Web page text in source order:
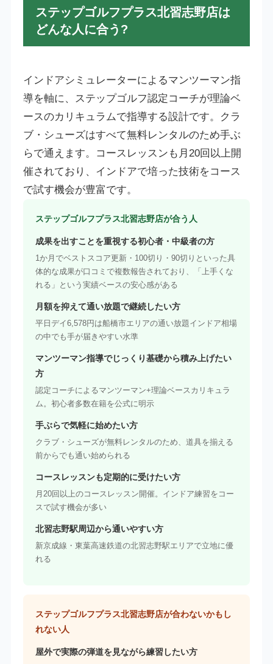
ステップゴルフプラス北習志野店は
どんな人に合う?
インドアシミュレーターによるマンツーマン指
導を軸に、ステップゴルフ認定コーチが理論ベ
ースのカリキュラムで指導する設計です。クラ
ブ・シューズはすべて無料レンタルのため手ぶ
らで通えます。コースレッスンも月20回以上開
催されており、インドアで培った技術をコース
で試す機会が豊富です。
ステップゴルフプラス北習志野店が合う人
成果を出すことを重視する初心者・中級者の方
1か月でベストスコア更新・100切り・90切りといった具
体的な成果が口コミで複数報告されており、「上手くな
れる」という実績ベースの安心感がある
月額を抑えて通い放題で継続したい方
平日デイ6,578円は船橋市エリアの通い放題インドア相場
の中でも手が届きやすい水準
マンツーマン指導でじっくり基礎から積み上げたい
方
認定コーチによるマンツーマン+理論ベースカリキュラ
ム。初心者多数在籍を公式に明示
手ぶらで気軽に始めたい方
クラブ・シューズが無料レンタルのため、道具を揃える
前からでも通い始められる
コースレッスンも定期的に受けたい方
月20回以上のコースレッスン開催。インドア練習をコー
スで試す機会が多い
北習志野駅周辺から通いやすい方
新京成線・東葉高速鉄道の北習志野駅エリアで立地に優
れる
ステップゴルフプラス北習志野店が合わないかもし
れない人
屋外で実際の弾道を見ながら練習したい方